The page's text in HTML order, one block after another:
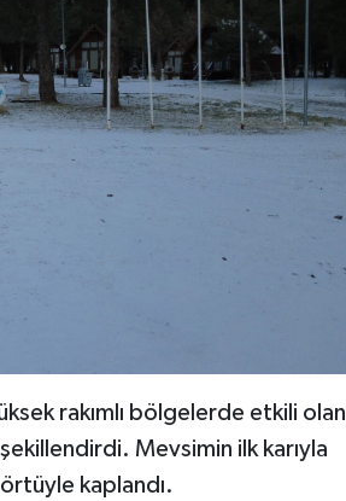
rakımlı bölgelerde etkili olan
Mevsimin ilk karıyla
kaplandı.